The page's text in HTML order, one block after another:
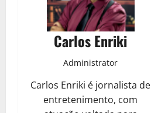
Carlos Enriki
Administrator
Carlos Enriki é jornalista de
entretenimento, com